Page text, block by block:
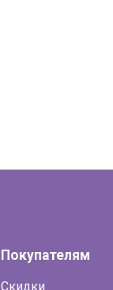
Покупателям
Скидки